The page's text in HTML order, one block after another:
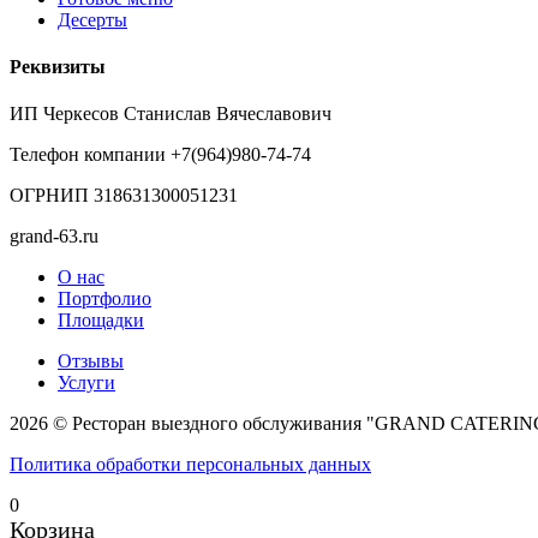
Десерты
Реквизиты
ИП Черкесов Станислав Вячеславович
Телефон компании +7(964)980-74-74
ОГРНИП 318631300051231
grand-63.ru
О нас
Портфолио
Площадки
Отзывы
Услуги
2026 © Ресторан выездного обслуживания "GRAND
Политика обработки персональных данных
0
Корзина